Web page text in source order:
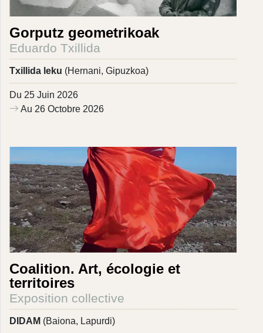
Gorputz geometrikoak
Eduardo Txillida
Txillida leku (Hernani, Gipuzkoa)
Du 25 Juin 2026
Au 26 Octobre 2026
Coalition. Art, écologie et
territoires
Exposition collective
DIDAM (Baiona, Lapurdi)